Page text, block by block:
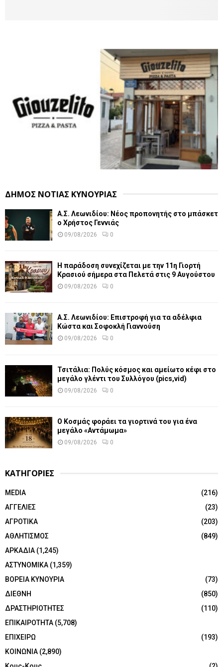
ΔΗΜΟΣ ΝΟΤΙΑΣ ΚΥΝΟΥΡΙΑΣ
Α.Σ. Λεωνιδίου: Νέος προπονητής στο μπάσκετ
ο Χρήστος Γεννιάς
09/08/2026 0
Η παράδοση συνεχίζεται με την 11η Γιορτή
Κρασιού σήμερα στα Πελετά στις 9 Αυγούστου
09/08/2026 0
Α.Σ. Λεωνιδίου: Επιστροφή για τα αδέλφια
Κώστα και Σοφοκλή Γιαννούση
09/08/2026 0
Τσιτάλια: Πολύς κόσμος και αμείωτο κέφι στο
μεγάλο γλέντι του Συλλόγου (pics,vid)
09/08/2026 0
Ο Κοσμάς φοράει τα γιορτινά του για ένα
μεγάλο «Αντάμωμα»
09/08/2026 0
ΚΑΤΗΓΟΡΙΕΣ
MEDIA
(216)
ΑΓΓΕΛΙΕΣ
(23)
ΑΓΡΟΤΙΚΑ
(203)
ΑΘΛΗΤΙΣΜΟΣ
(849)
ΑΡΚΑΔΙΑ (1,245)
ΑΣΤΥΝΟΜΙΚΑ (1,359)
ΒΟΡΕΙΑ ΚΥΝΟΥΡΙΑ
(73)
ΔΙΕΘΝΗ
(850)
ΔΡΑΣΤΗΡΙΟΤΗΤΕΣ
(110)
ΕΠΙΚΑΙΡΟΤΗΤΑ (5,708)
ΕΠΙΧΕΙΡΩ
(193)
ΚΟΙΝΩΝΙΑ (2,890)